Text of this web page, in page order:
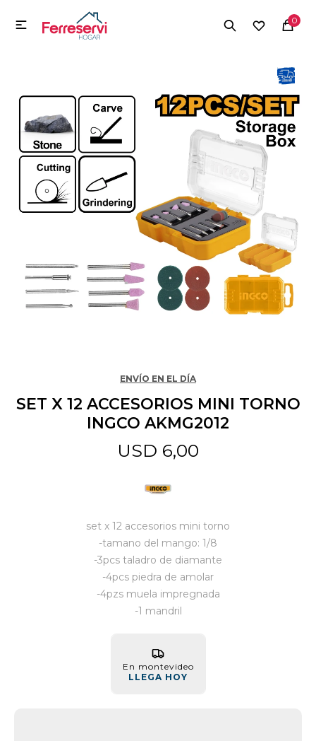
0

ENVÍO EN EL DÍA
SET X 12 ACCESORIOS MINI TORNO
INGCO AKMG2012
USD 6,00
set x 12 accesorios mini torno
-tamano del mango: 1/8
-3pcs taladro de diamante
-4pcs piedra de amolar
-4pzs muela impregnada
-1 mandril
En montevideo
LLEGA HOY
MI CUENTA
Herramientas y Construcción
Electrodomésticos
Tecnología
Deportes
Mascotas
Gastronomía
Vestimenta y calzado